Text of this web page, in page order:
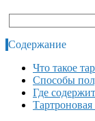
Содержание
Что такое
Способы
Где
Тартроновая